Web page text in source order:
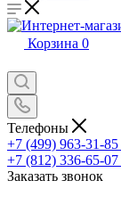
Корзина 0
Телефоны
+7 (499) 963-31-85
+7 (812) 336-65-07
Заказать звонок